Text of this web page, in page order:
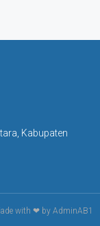
Kabupaten
with ❤ by AdminAB1